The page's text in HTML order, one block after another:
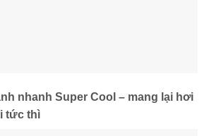
nhanh Super Cool – mang lại hơi
tức thì